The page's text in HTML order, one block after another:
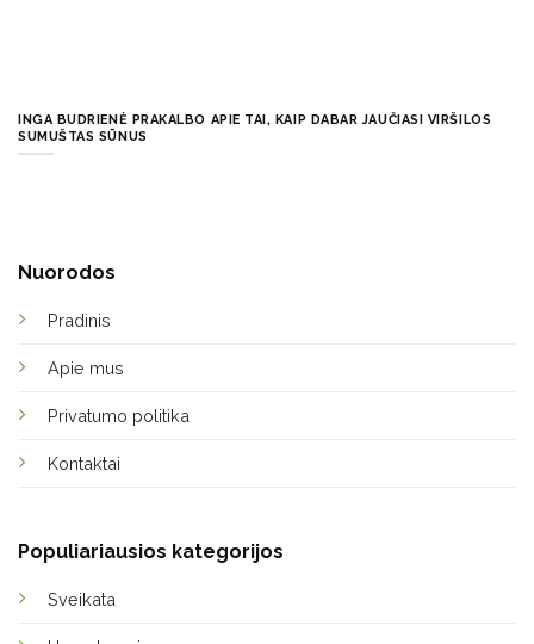
Nuorodos
Pradinis
Apie mus
Privatumo politika
Kontaktai
Populiariausios kategorijos
Sveikata
INGA BUDRIENĖ PRAKALBO APIE TAI, KAIP DABAR JAUČIASI VIRŠILOS
SUMUŠTAS SŪNUS